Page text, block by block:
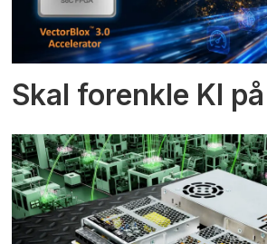
Skal forenkle KI